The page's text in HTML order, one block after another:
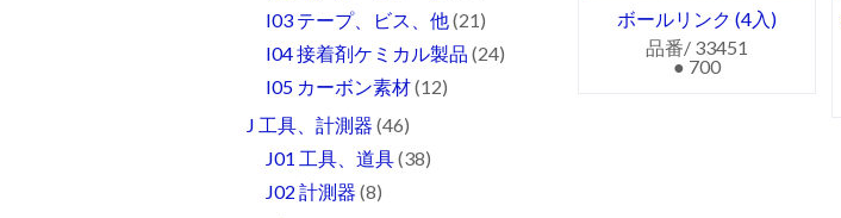
ボールリンク (4入)
品番/ 33451
● 700
I03 テープ、ビス、他(21)
I04 接着剤ケミカル製品 (24)
I05 カーボン素材(12)
J 工具、計測器 (46)
J01 工具、道具(38)
J02 計測器 (8)